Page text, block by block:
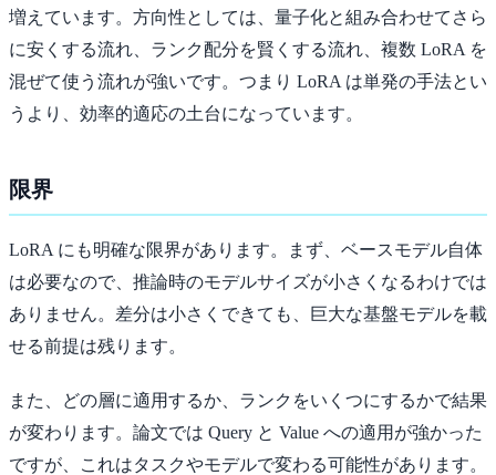
増えています。方向性としては、量子化と組み合わせてさら
に安くする流れ、ランク配分を賢くする流れ、複数 LoRA を
混ぜて使う流れが強いです。つまり LoRA は単発の手法とい
うより、効率的適応の土台になっています。
限界
LoRA にも明確な限界があります。まず、ベースモデル自体
は必要なので、推論時のモデルサイズが小さくなるわけでは
ありません。差分は小さくできても、巨大な基盤モデルを載
せる前提は残ります。
また、どの層に適用するか、ランクをいくつにするかで結果
が変わります。論文では Query と Value への適用が強かった
ですが、これはタスクやモデルで変わる可能性があります。